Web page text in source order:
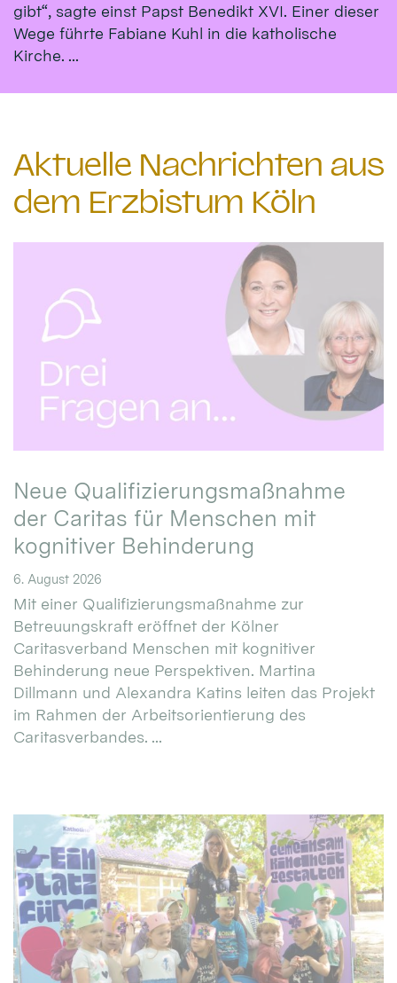
gibt“, sagte einst Papst Benedikt XVI. Einer dieser
Wege führte Fabiane Kuhl in die katholische
Kirche. ...
Aktuelle Nachrichten aus
dem Erzbistum Köln
Neue Qualifizierungsmaßnahme
der Caritas für Menschen mit
kognitiver Behinderung
6. August 2026
Mit einer Qualifizierungsmaßnahme zur
Betreuungskraft eröffnet der Kölner
Caritasverband Menschen mit kognitiver
Behinderung neue Perspektiven. Martina
Dillmann und Alexandra Katins leiten das Projekt
im Rahmen der Arbeitsorientierung des
Caritasverbandes. ...